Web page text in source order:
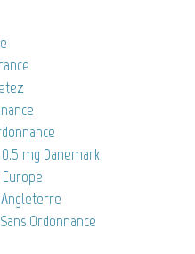
mg Danemark
Ordonnance